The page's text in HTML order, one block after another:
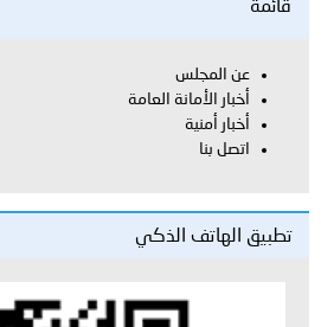
عن المجلس
أخبار الأمانة العامة
أخبار أمنية
اتصل بنا
الهاتف الذكي